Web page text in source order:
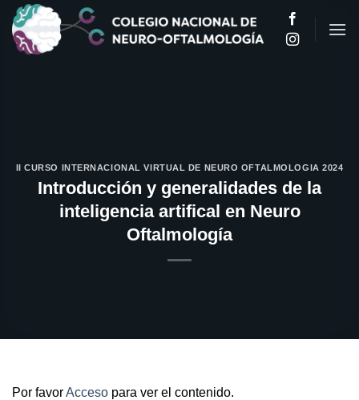
Saltar
contenido
II CURSO INTERNACIONAL VIRTUAL DE NEURO OFTALMOLOGIA 2024
Introducción y generalidades de la
inteligencia artifical en Neuro
Oftalmología
Por favorAcceso para ver el contenido.